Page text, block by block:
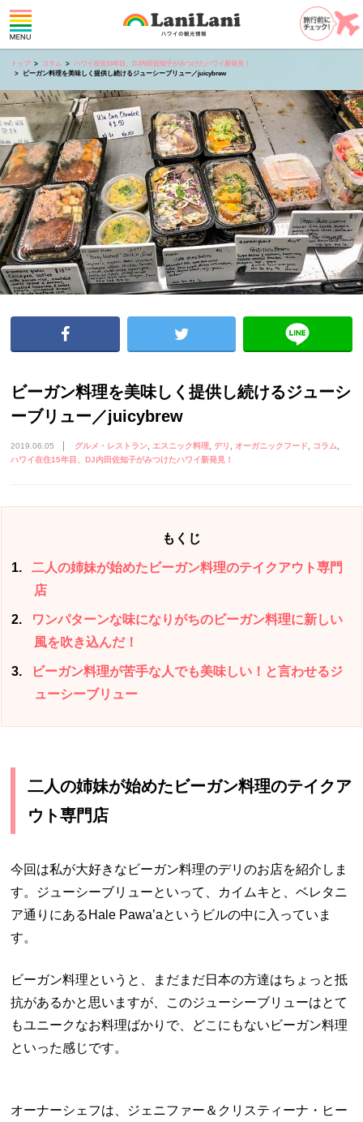
トップ コラム
ハワイ在住15年目、DJ内田佐知子がみつけたハワイ新発見！
ビーガン料理を美味しく提供し続けるジューシーブリュー／juicybrew
ビーガン料理を美味しく提供し続けるジューシ
ーブリュー／juicybrew
2019.06.05 グルメ・レストラン エスニック料理 デリ オーガニックフード
コラム
ハワイ在住15年目、DJ内田佐知子がみつけたハワイ新発見！
もくじ
1
二人の姉妹が始めたビーガン料理のテイクアウト専門
店
2
ワンパターンな味になりがちのビーガン料理に新しい
風を吹き込んだ！
3
ビーガン料理が苦手な人でも美味しい！と言わせるジ
ューシーブリュー
二人の姉妹が始めたビーガン料理のテイクア
ウト専門店
今回は私が大好きなビーガン料理のデリのお店を紹介しま
す。ジューシーブリューといって、カイムキと、ベレタニ
ア通りにあるHale Pawa’aというビルの中に入っていま
す。
ビーガン料理というと、まだまだ日本の方達はちょっと抵
抗があるかと思いますが、このジューシーブリューはとて
もユニークなお料理ばかりで、どこにもないビーガン料理
といった感じです。
オーナーシェフは、ジェニファー＆クリスティーナ・ヒー